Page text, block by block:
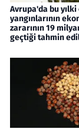
Avrupa'da bu
yangınlarının
zararının 19
geçtiği tahmin